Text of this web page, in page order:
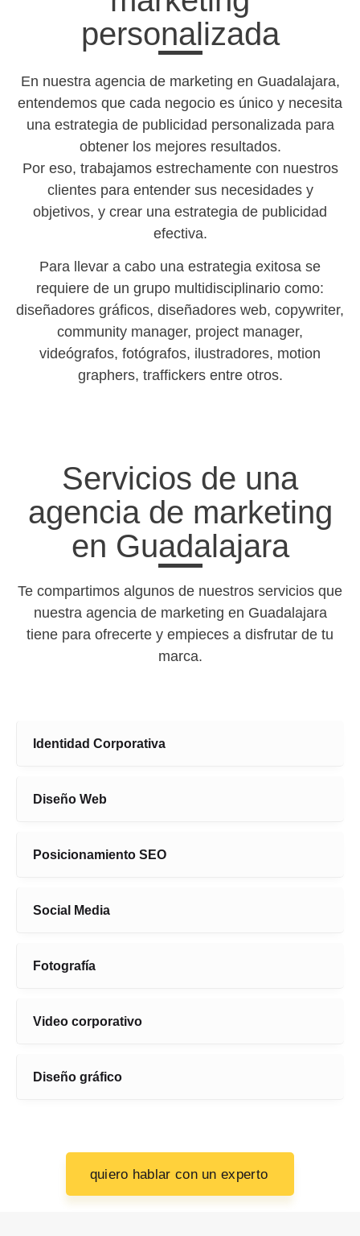
personalizada
En nuestra agencia de marketing en Guadalajara,
entendemos que cada negocio es único y necesita
una estrategia de publicidad personalizada para
obtener los mejores resultados.
Por eso, trabajamos estrechamente con nuestros
clientes para entender sus necesidades y
objetivos, y crear una estrategia de publicidad
efectiva.
Para llevar a cabo una estrategia exitosa se
requiere de un grupo multidisciplinario como:
diseñadores gráficos, diseñadores web, copywriter,
community manager, project manager,
videógrafos, fotógrafos, ilustradores, motion
graphers, traffickers entre otros.
Servicios de una
agencia de marketing
en Guadalajara
Te compartimos algunos de nuestros servicios que
nuestra agencia de marketing en Guadalajara
tiene para ofrecerte y empieces a disfrutar de tu
marca.
Identidad Corporativa
Diseño Web
Posicionamiento SEO
Social Media
Fotografía
Video corporativo
Diseño gráfico
quiero hablar con un experto